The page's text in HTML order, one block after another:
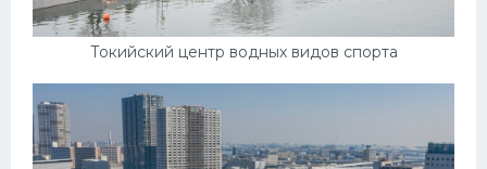
Токийский центр водных видов спорта